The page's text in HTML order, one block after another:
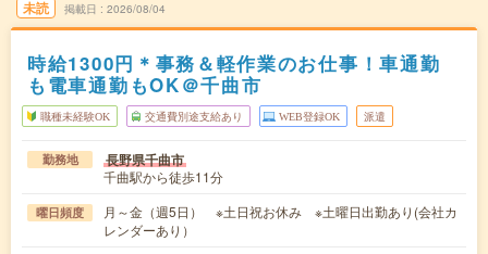
未読 掲載日 2026/08/04
時給1300円＊事務＆軽作業のお仕事！車通勤
も電車通勤もOK＠千曲市
職種未経験OK 交通費別途支給あり WEB登録OK 派遣
勤務地 長野県千曲市
千曲駅から徒歩11分
曜日頻度
月～金（週5日） ※土日祝お休み ※土曜日出勤あり(会社カ
レンダーあり）